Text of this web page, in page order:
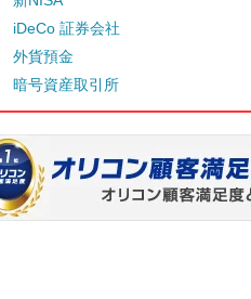
iDeCo 証券会社
外貨預金
暗号資産取引所